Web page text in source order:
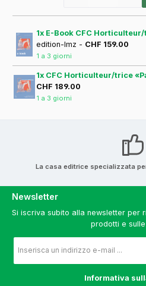
1x E-Book CFC
edition-lmz - CHF 159.00
1 a 3 giorni
1x CFC Horticulteur/trice
CHF 189.00
1 a 3 giorni
La casa editrice specializzata
Newsletter
Si iscriva subito alla newsletter per
prodotti e
e-
*
Informativa